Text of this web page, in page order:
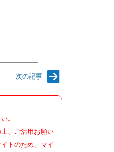
次の記事
。
、ご活用お願い
トのため、マイ